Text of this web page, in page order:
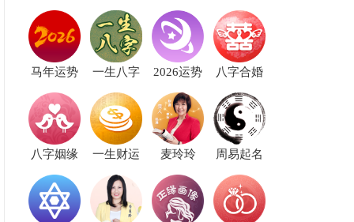
马年运势 一生八字 2026运势 八字合婚
八字姻缘 一生财运 麦玲玲 周易起名